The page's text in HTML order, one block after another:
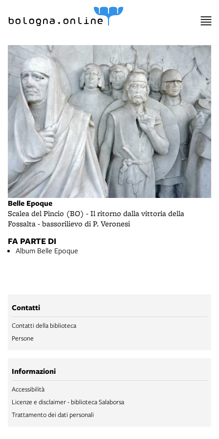
bologna.online
Belle Epoque
Scalea del Pincio (BO) - Il ritorno dalla vittoria della
Fossalta - bassorilievo di P. Veronesi
FA PARTE DI
Album Belle Epoque
Contatti
Contatti della biblioteca
Persone
Informazioni
Accessibilità
Licenze e disclaimer - biblioteca Salaborsa
Trattamento dei dati personali